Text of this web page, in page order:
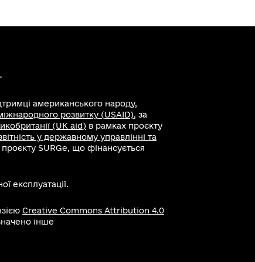
американського народу,
розвитку (USAID), за
(UK aid) в рамках проєкту
у державному управлінні та
SURGe, що фінансується
експлуатації.
Creative Commons Attribution 4.0
інше